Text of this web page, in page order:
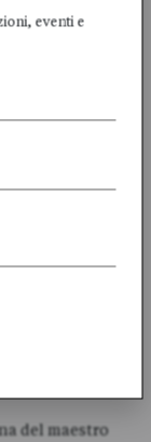
del maestro
eventi e